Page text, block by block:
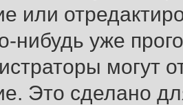
или
нибудь уже
могут
Это сделано